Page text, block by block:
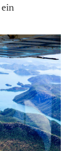
ein